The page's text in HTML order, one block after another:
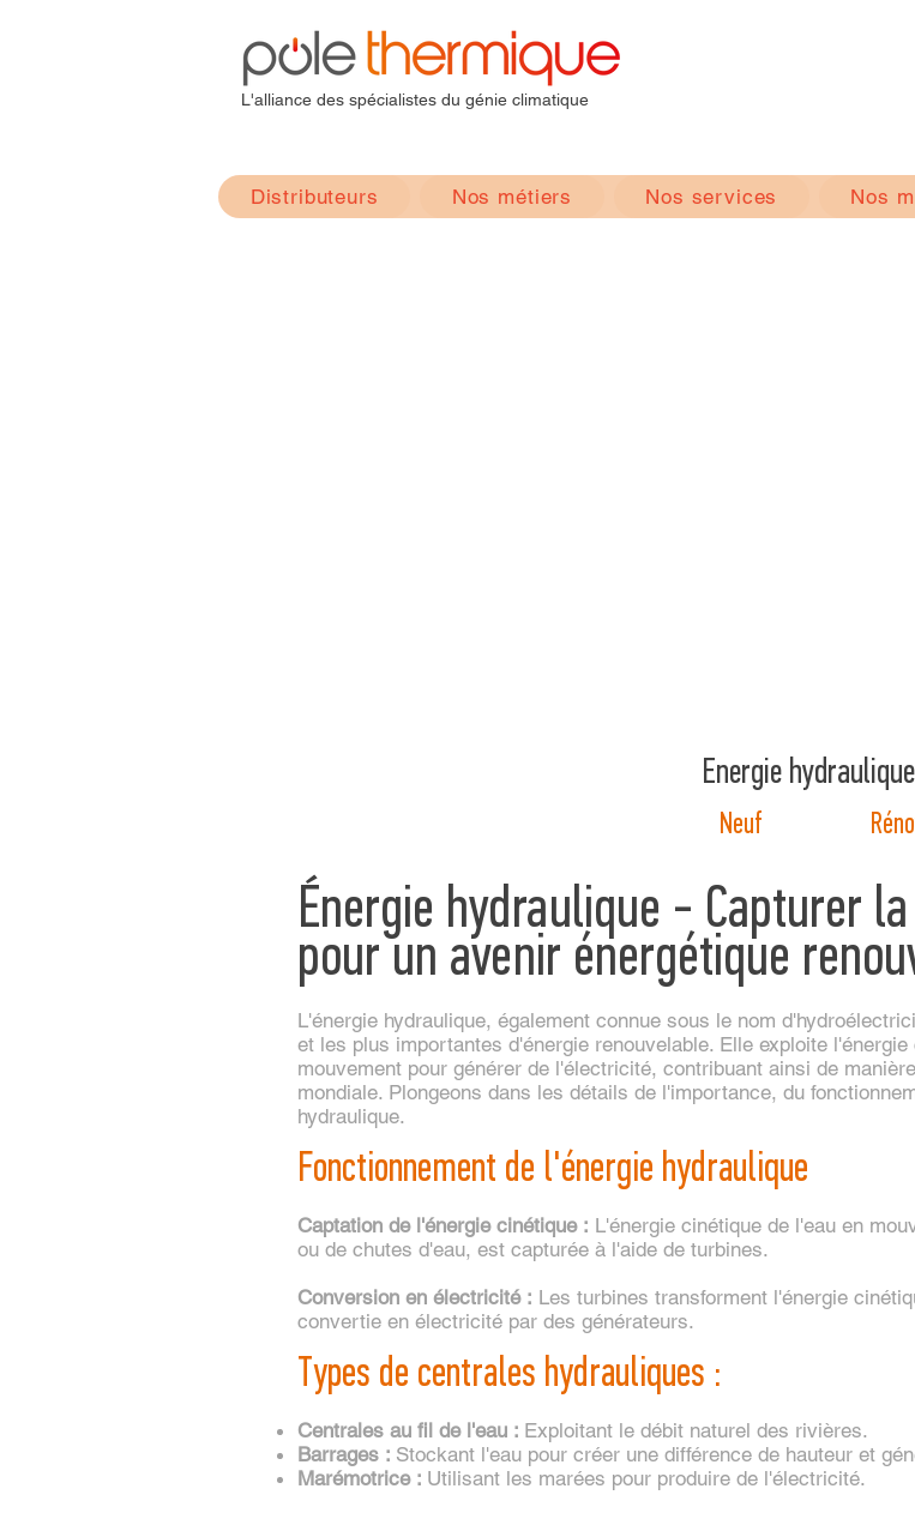
L'alliance des spécialistes du génie climatique
Distributeurs Nos métiers Nos services Nos
Energie hydraulique
Neuf
Énergie hydraulique - Capturer
pour un avenir énergétique
L'énergie hydraulique, également connue sous le nom
et les plus importantes d'énergie renouvelable. Elle exploite
mouvement pour générer de l'électricité, contribuant ainsi de
mondiale. Plongeons dans les détails de l'importance, du
hydraulique.
Fonctionnement de l'énergie hydraulique
Captation de l'énergie cinétique : L'énergie cinétique de l'eau en
ou de chutes d'eau, est capturée à l'aide de turbines.
Conversion en électricité : Les turbines transforment l'énergie
convertie en électricité par des générateurs.
Types de centrales hydrauliques :
Centrales au fil de l'eau : Exploitant le débit naturel des rivières.
Barrages : Stockant l'eau pour créer une différence de hauteur et
Marémotrice : Utilisant les marées pour produire de l'électricité.